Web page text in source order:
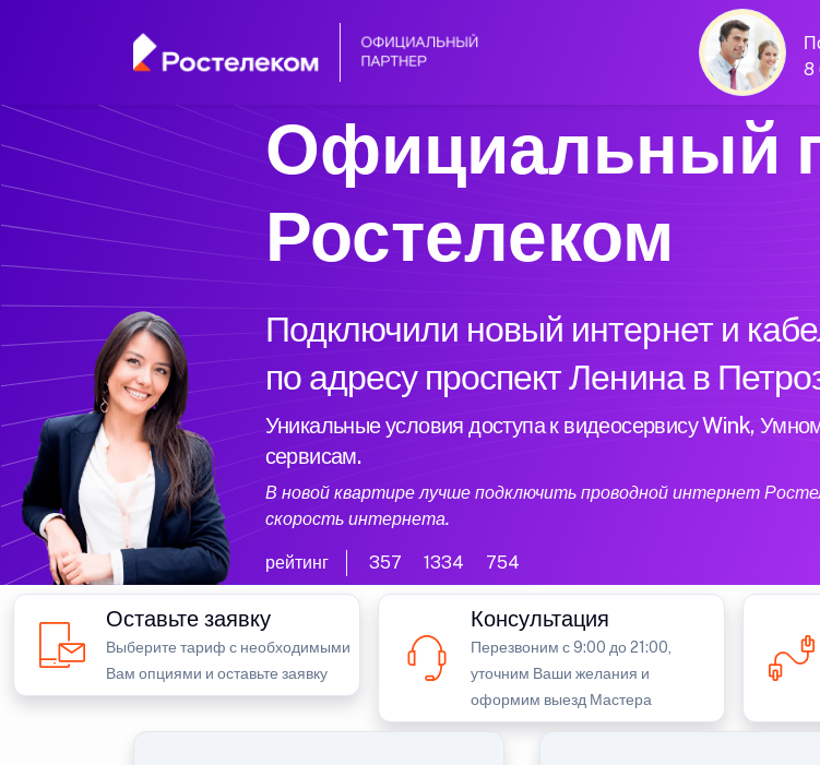
8
Официальный
Ростелеком
Подключили новый интернет и
по адресу проспект Ленина в
Уникальные условия доступа к видеосервису Wink,
сервисам.
В новой квартире лучше подключить проводной интернет
скорость интернета.
рейтинг 357 1334 754
Оставьте заявку
Выберите тариф с необходимыми
Вам опциями и оставьте заявку
Консультация
Перезвоним с 9:00 до 21:00,
уточним Ваши желания и
оформим выезд Мастера